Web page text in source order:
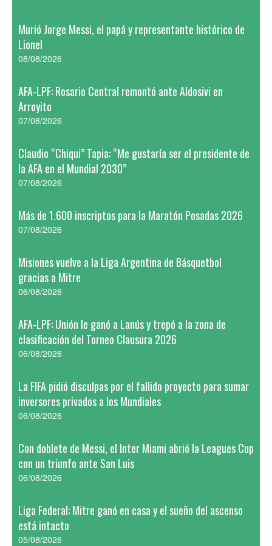
Murió Jorge Messi, el papá y representante histórico de
Lionel
08/08/2026
AFA-LPF: Rosario Central remontó ante Aldosivi en
Arroyito
07/08/2026
Claudio “Chiqui” Tapia: “Me gustaría ser el presidente de
la AFA en el Mundial 2030”
07/08/2026
Más de 1.600 inscriptos para la Maratón Posadas 2026
07/08/2026
Misiones vuelve a la Liga Argentina de Básquetbol
gracias a Mitre
06/08/2026
AFA-LPF: Unión le ganó a Lanús y trepó a la zona de
clasificación del Torneo Clausura 2026
06/08/2026
La FIFA pidió disculpas por el fallido proyecto para sumar
inversores privados a los Mundiales
06/08/2026
Con doblete de Messi, el Inter Miami abrió la Leagues Cup
con un triunfo ante San Luis
06/08/2026
Liga Federal: Mitre ganó en casa y el sueño del ascenso
está intacto
05/08/2026